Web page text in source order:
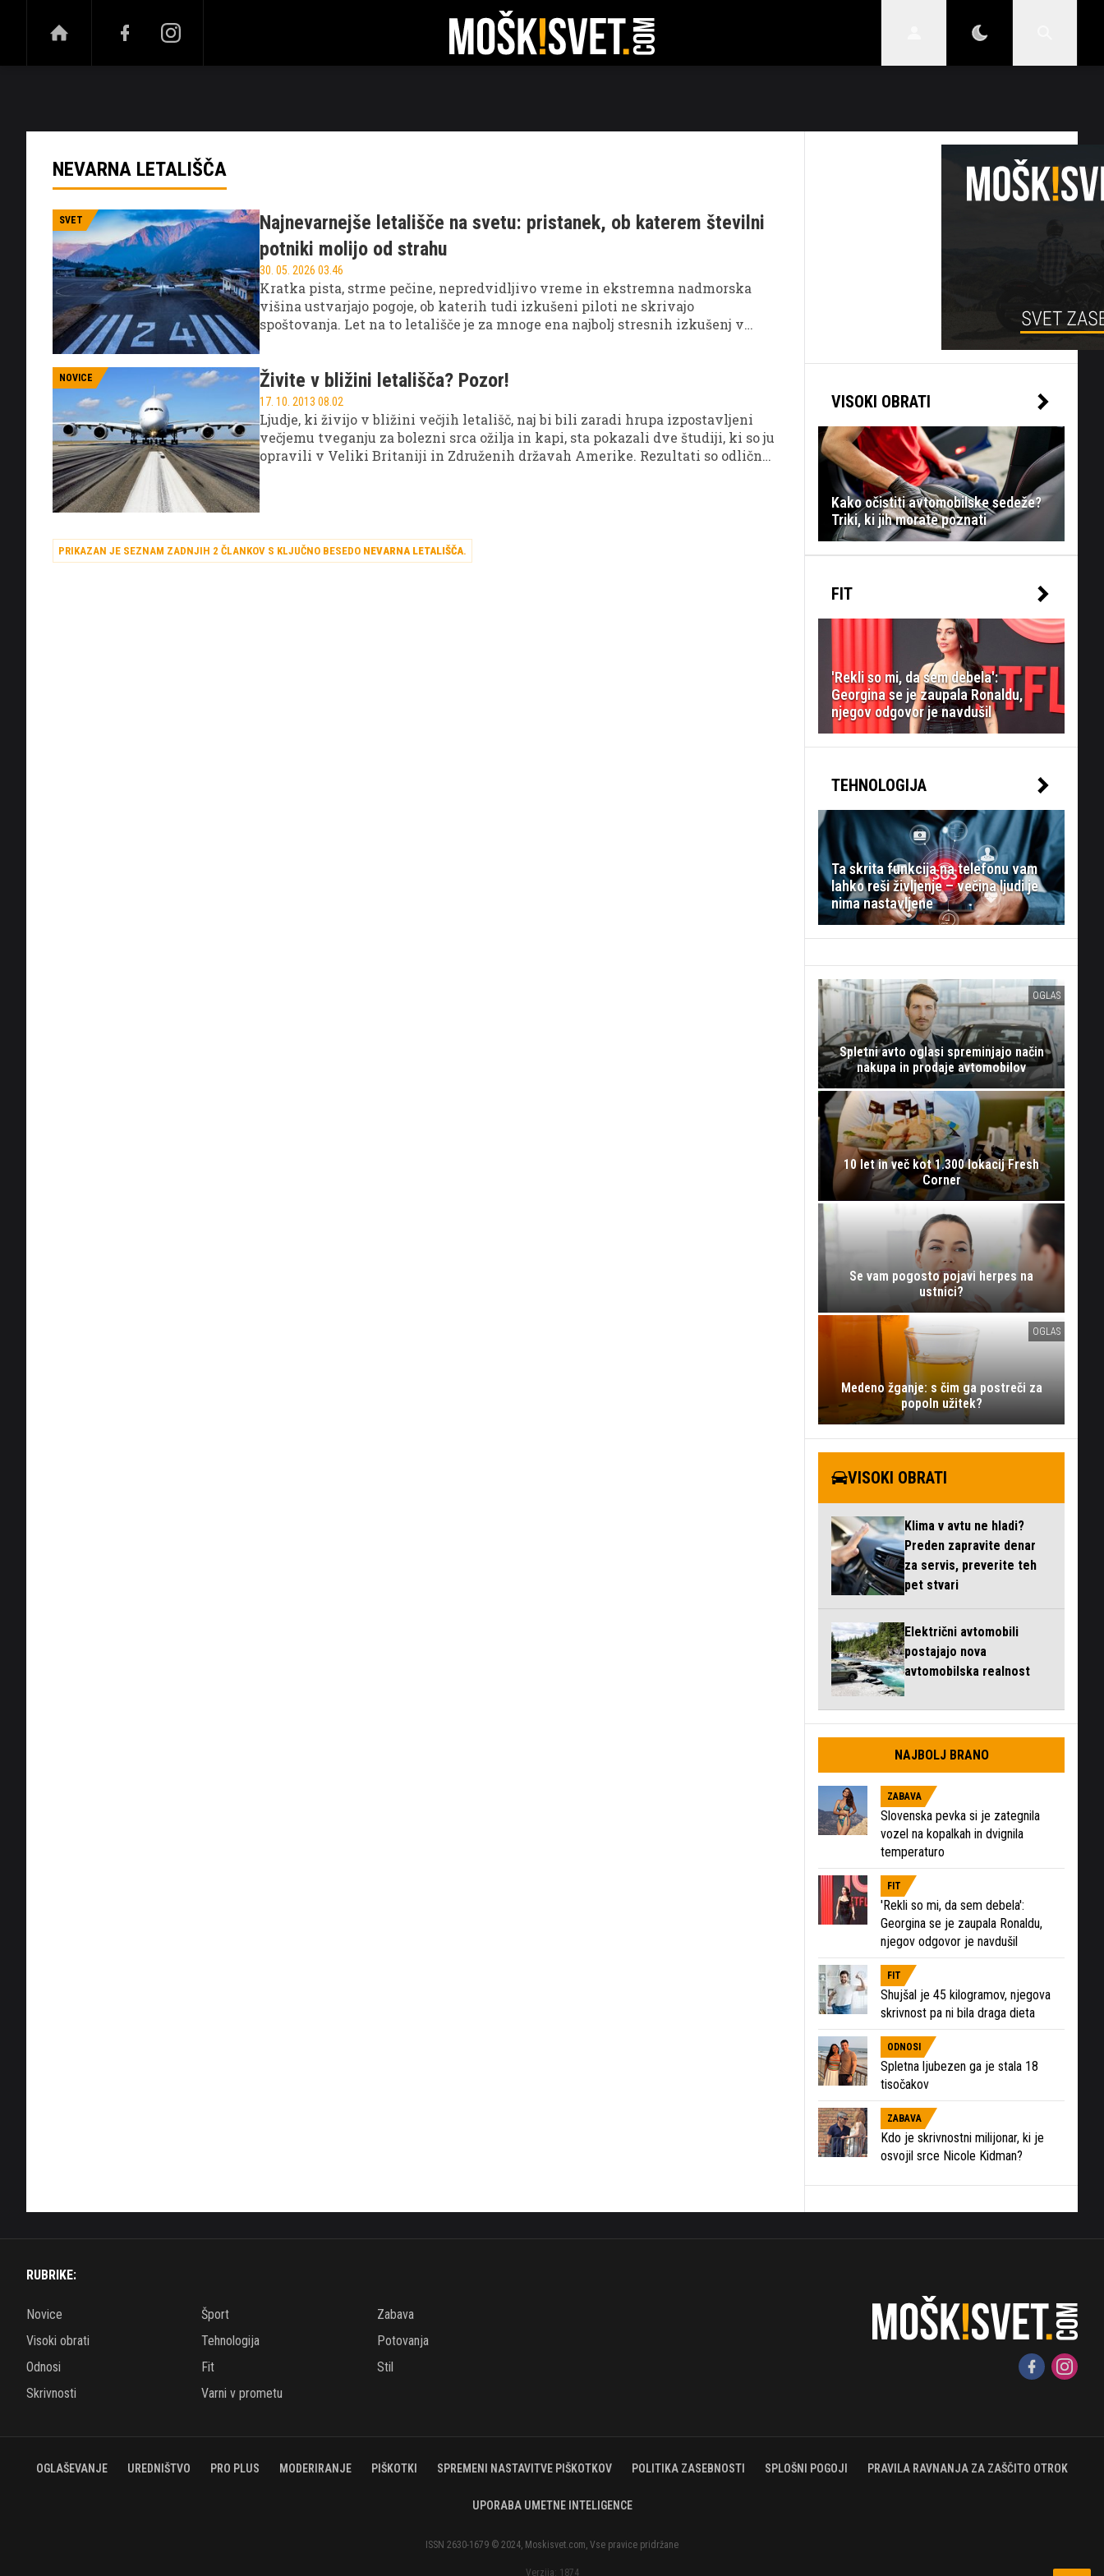
NOVICE ŠPORT TEHNOLOGIJA POTOVANJA ODNOSI VARNI V PROMETU
NEVARNA LETALIŠČA
SVET
Najnevarnejše letališče na svetu: pristanek, ob katerem številni
potniki molijo od strahu
30. 05. 2026 03.46
Kratka pista, strme pečine, nepredvidljivo vreme in ekstremna nadmorska
višina ustvarjajo pogoje, ob katerih tudi izkušeni piloti ne skrivajo
spoštovanja. Let na to letališče je za mnoge ena najbolj stresnih izkušenj v
NOVICE Živite v bližini letališča? Pozor!
17. 10. 2013 08.02
Ljudje, ki živijo v bližini večjih letališč, naj bi bili zaradi hrupa izpostavljeni
večjemu tveganju za bolezni srca ožilja in kapi, sta pokazali dve študiji, ki so ju
opravili v Veliki Britaniji in Združenih državah Amerike. Rezultati so odlična
PRIKAZAN JE SEZNAM ZADNJIH 2 ČLANKOV S KLJUČNO BESEDO NEVARNA LETALIŠČA.
VISOKI OBRATI
Kako očistiti avtomobilske sedeže?
Triki, ki jih morate poznati
FIT
'Rekli so mi, da sem debela':
Georgina se je zaupala Ronaldu,
njegov odgovor je navdušil
TEHNOLOGIJA
Ta skrita funkcija na telefonu vam
lahko reši življenje – večina ljudi je
nima nastavljene
OGLAS
Spletni avto oglasi spreminjajo način
nakupa in prodaje avtomobilov
10 let in več kot 1.300 lokacij Fresh
Corner
Se vam pogosto pojavi herpes na
ustnici?
OGLAS
Medeno žganje: s čim ga postreči za
popoln užitek?
VISOKI OBRATI
Klima v avtu ne hladi?
Preden zapravite denar
za servis, preverite teh
pet stvari
Električni avtomobili
postajajo nova
avtomobilska realnost
NAJBOLJ BRANO
ZABAVA
Slovenska pevka si je zategnila
vozel na kopalkah in dvignila
temperaturo
FIT
'Rekli so mi, da sem debela':
Georgina se je zaupala Ronaldu,
njegov odgovor je navdušil
FIT
Shujšal je 45 kilogramov, njegova
skrivnost pa ni bila draga dieta
ODNOSI
Spletna ljubezen ga je stala 18
tisočakov
ZABAVA
Kdo je skrivnostni milijonar, ki je
osvojil srce Nicole Kidman?
RUBRIKE:
Novice Šport
Zabava
Visoki obrati
Tehnologija
Potovanja
Odnosi
Fit
Stil
Skrivnosti
Varni v prometu
OGLAŠEVANJE UREDNIŠTVO PRO PLUS MODERIRANJE PIŠKOTKI SPREMENI NASTAVITVE PIŠKOTKOV POLITIKA ZASEBNOSTI SPLOŠNI POGOJI PRAVILA RAVNANJA ZA ZAŠČITO OTROK
UPORABA UMETNE INTELIGENCE
ISSN 2630-1679 © 2024, Moskisvet.com, Vse pravice pridržane
Verzija: 1874